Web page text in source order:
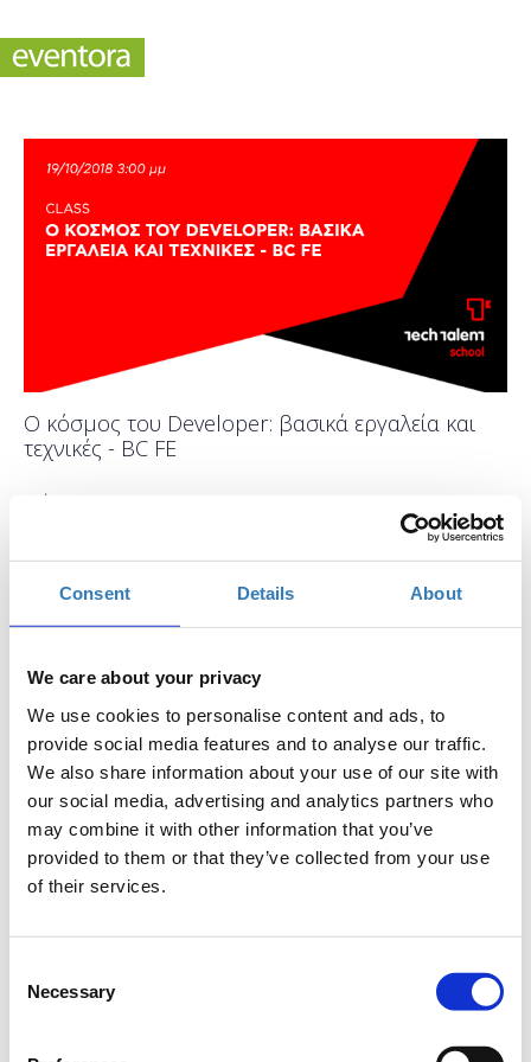
Consent Details About
We care about your privacy
We use cookies to personalise content and ads, to
provide social media features and to analyse our traffic.
We also share information about your use of our site with
our social media, advertising and analytics partners who
may combine it with other information that you’ve
provided to them or that they’ve collected from your use
of their services.
Selection
Necessary
Ο κόσμος του Developer: βασικά εργαλεία και
τεχνικές - BC FE
Πότε;
Προσθήκη στο ημερολόγιό σας
Συμμετοχή Η περίοδος εγγραφών έχει λήξει.
με HTML & CSS και απευθύνεται σε άτομα με μικρή εμπειρία
στο web development που θέλουν να ενταχθούν στην αγορά
εργασίας ως senior/intern web developers και να
ενημερωθούν για τα εργαλεία και τεχνικές που έχει στη